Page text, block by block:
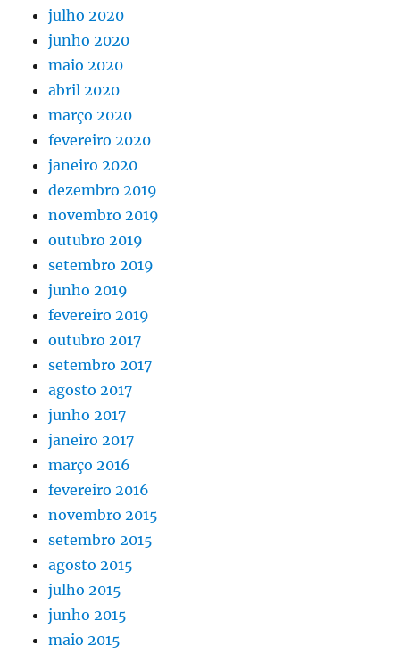
julho 2020
junho 2020
maio 2020
abril 2020
março 2020
fevereiro 2020
janeiro 2020
dezembro 2019
novembro 2019
outubro 2019
setembro 2019
junho 2019
fevereiro 2019
outubro 2017
setembro 2017
agosto 2017
junho 2017
janeiro 2017
março 2016
fevereiro 2016
novembro 2015
setembro 2015
agosto 2015
julho 2015
junho 2015
maio 2015